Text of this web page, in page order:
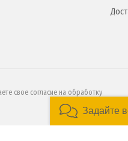
свое согласие на обработку
Задайте